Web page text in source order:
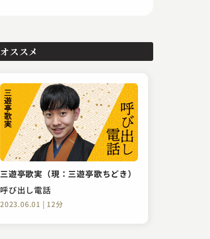
オススメ
三遊亭歌実（現：三遊亭歌ちどき）
呼び出し電話
2023.06.01 | 12分